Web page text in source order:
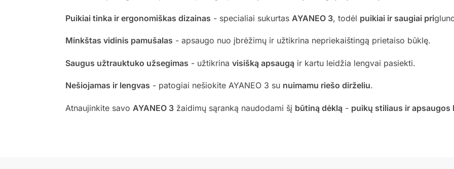
Puikiai tinka ir ergonomiškas dizainas - specialiai sukurtas AYANEO 3, todėl puikiai ir saugiai pri
Minkštas vidinis pamušalas - apsaugo nuo įbrėžimų ir užtikrina nepriekaištingą prietaiso būklę.
Saugus užtrauktuko užsegimas - užtikrina visišką apsaugą ir kartu leidžia lengvai pasiekti.
Nešiojamas ir lengvas - patogiai nešiokite AYANEO 3 su nuimamu riešo dirželiu.
Atnaujinkite savo AYANEO 3žaidimų sąranką naudodami šį būtiną dėklą - puikų stiliaus ir apsaugos